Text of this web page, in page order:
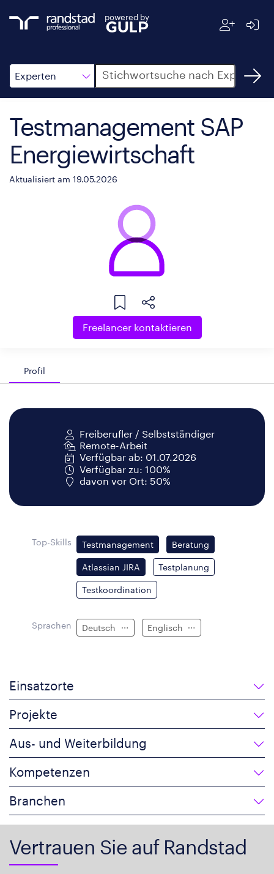
powered by
Experten
Suche
Testmanagement SAP
Energiewirtschaft
Aktualisiert am 19.05.2026
Freelancer kontaktieren
Profil
Freiberufler / Selbstständiger
Remote-Arbeit
Verfügbar ab: 01.07.2026
Verfügbar zu: 100%
davon vor Ort: 50%
Top-Skills Testmanagement Beratung
Atlassian JIRA Testplanung
Testkoordination
Sprachen Deutsch Englisch
Einsatzorte
Projekte
Aus- und Weiterbildung
Kompetenzen
Branchen
Vertrauen Sie auf Randstad